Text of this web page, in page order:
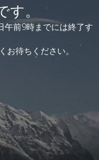
。
午前9時までには終了す
お待ちください。